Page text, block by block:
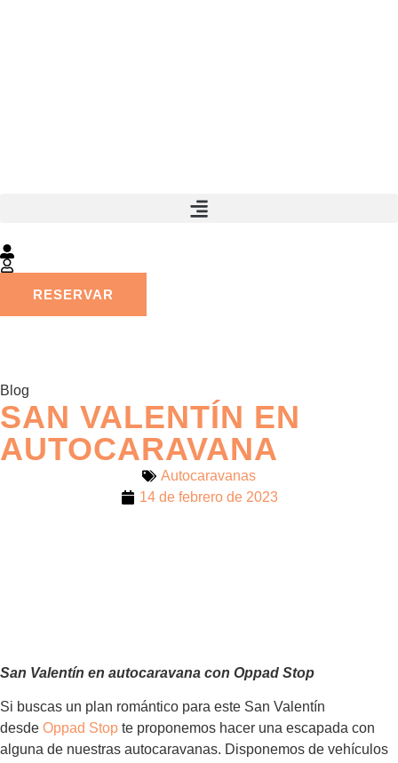
RESERVAR
Blog
SAN VALENTÍN EN
AUTOCARAVANA
Autocaravanas
14 de febrero de 2023
San Valentín en autocaravana con Oppad Stop
Si buscas un plan romántico para este San Valentín
desde Oppad Stop te proponemos hacer una escapada con
alguna de nuestras autocaravanas. Disponemos de vehículos